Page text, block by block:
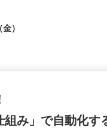
）
み」で自動化す